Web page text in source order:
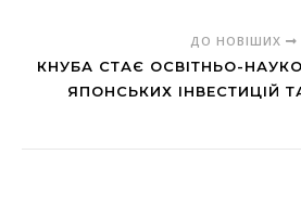
ДО НОВІШИХ
КНУБА СТАЄ ОСВІТНЬО-
ЯПОНСЬКИХ ІНВЕСТИЦІЙ